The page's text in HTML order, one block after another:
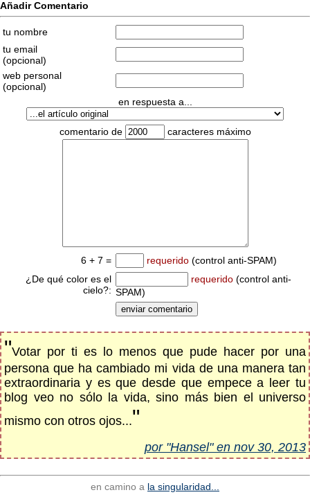
Añadir Comentario
tu nombre
tu email
(opcional)
web personal
(opcional)
en respuesta a...
comentario de caracteres máximo
6 + 7 = requerido (control anti-SPAM)
¿De qué color es el
cielo?:
requerido (control anti-
SPAM)
"Votar por ti es lo menos que pude hacer por una
persona que ha cambiado mi vida de una manera tan
extraordinaria y es que desde que empece a leer tu
blog veo no sólo la vida, sino más bien el universo
mismo con otros ojos..."
por "Hansel" en nov 30, 2013
en camino a la singularidad...